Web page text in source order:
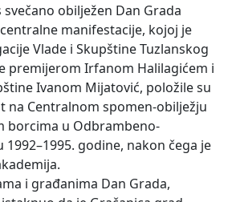
svečano obilježen Dan Grada
manifestacije, kojoj je
Vlade i Skupštine Tuzlanskog
premijerom Irfanom Halilagićem i
Ivanom Mijatović, položile su
na Centralnom spomen-obilježju
borcima u Odbrambeno-
godine, nakon čega je
i građanima Dan Grada,